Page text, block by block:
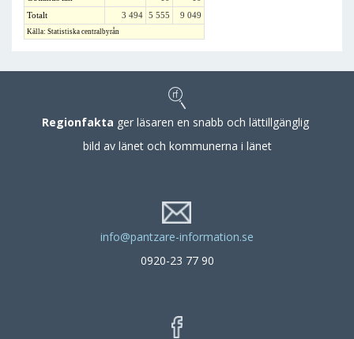
Totalt
3 494 5 555 9 049
Källa: Statistiska centralbyrån
Regionfakta ger läsaren en snabb och lättillgänglig
bild av länet och kommunerna i länet
info@pantzare-information.se
0920-23 77 90